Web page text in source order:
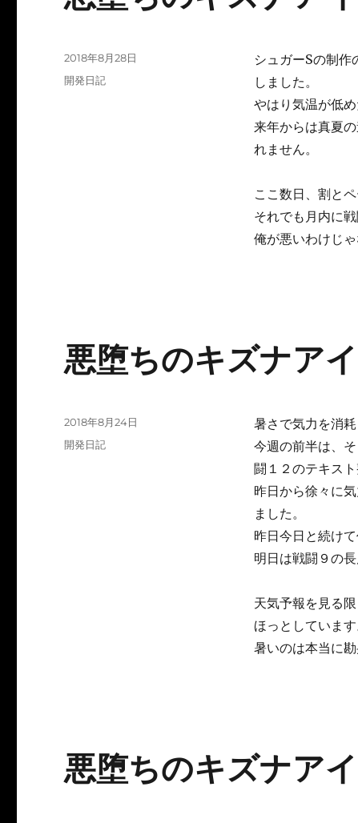
シュガーSの制作
しました。
やはり気温が低
来年からは真夏
れません。
ここ数日、割と
それでも月内に
俺が悪いわけじ
投
稿
2018年8月28日
カ
開発日記
悪堕ちのキズナアイ
暑さで気力を消
今週の前半は、
闘１２のテキスト
昨日から徐々に
ました。
昨日今日と続け
明日は戦闘９の
天気予報を見る
ほっとしています
暑いのは本当に
投
稿
2018年8月24日
カ
開発日記
悪堕ちのキズナアイ